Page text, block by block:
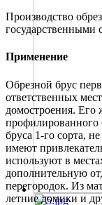
Производство
государственными
Применение
Обрезной брус
ответственных
домостроения. Его
бруса 1-го сорта,
имеют
используют в
дополнительную
перегородок. Из
летние домики и